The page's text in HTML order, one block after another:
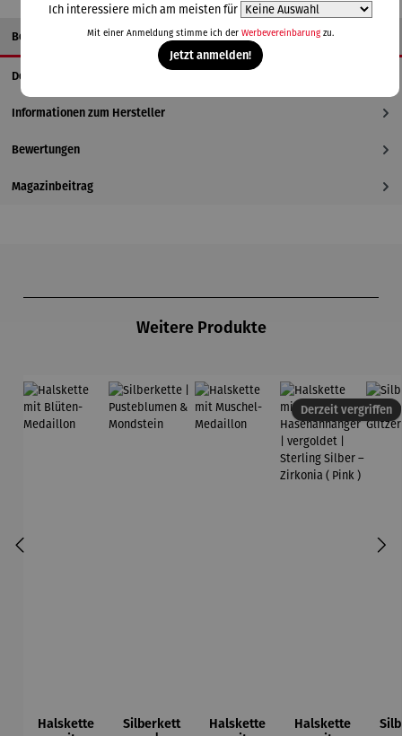
Beschreibung
Details
Informationen zum Hersteller
Bewertungen
Magazinbeitrag
Weitere Produkte
Halskette
Silberkett
Halskette
Derzeit vergriffen
Halskette
Ich interessiere mich am meisten für
Mit einer Anmeldung stimme ich der Werbevereinbarungzu.
Jetzt anmelden!